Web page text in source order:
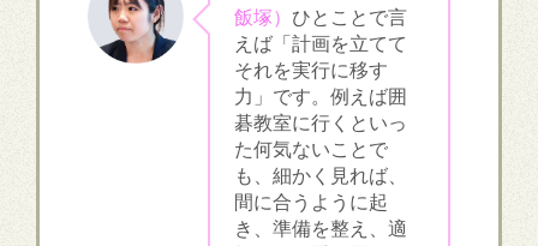
飯塚） ひとことで言
えば「計画を立てて
それを実行に移す
力」です。例えば囲
碁教室に行くといっ
た何気ないことで
も、細かく見れば、
間に合うように起
き、準備を整え、適